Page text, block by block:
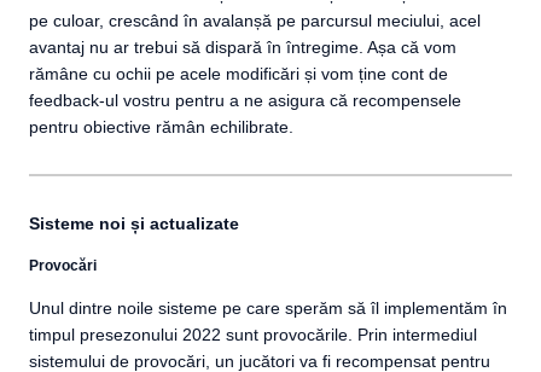
pe culoar, crescând în avalanșă pe parcursul meciului, acel
avantaj nu ar trebui să dispară în întregime. Așa că vom
rămâne cu ochii pe acele modificări și vom ține cont de
feedback-ul vostru pentru a ne asigura că recompensele
pentru obiective rămân echilibrate.
Sisteme noi și actualizate
Provocări
Unul dintre noile sisteme pe care sperăm să îl implementăm în
timpul presezonului 2022 sunt provocările. Prin intermediul
sistemului de provocări, un jucători va fi recompensat pentru